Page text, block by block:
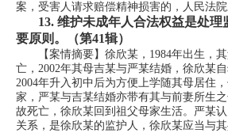
案，受害人请求赔偿精神损害的，人民法院
13. 维护未成年人合法权益是处理
要原则。（第41辑）
【案情摘要】徐欣某，1984年出生，其
亡，2002年其母吉某与严某结婚，徐欣某
2004年升入初中后为方便上学随其母居住
家，严某与吉某结婚亦带有其与前妻所生
故死亡，徐欣某回到祖父母家生活。严某
关系，是徐欣某的监护人，徐欣某应当与